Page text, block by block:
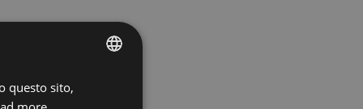
questo sito,